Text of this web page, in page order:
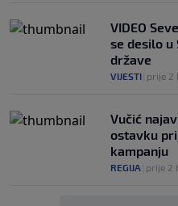
VIDEO
se desilo u
države
VIJESTI prije 2
Vučić
ostavku
kampanju
REGIJA prije 2